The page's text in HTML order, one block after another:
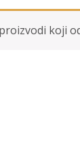
koji